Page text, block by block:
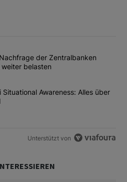
der am meisten kommentierten
"Unerwartet tiefe Nachfrage der
der Zentralbanken
belasten
"Margin Calls bei Situational
Situational Awareness: Alles über
Unterstützt von